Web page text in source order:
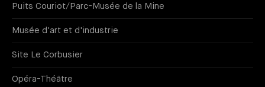
Puits Couriot/Parc-Musée de la Mine
Musée d'art et d'industrie
Site Le Corbusier
Opéra-Théâtre